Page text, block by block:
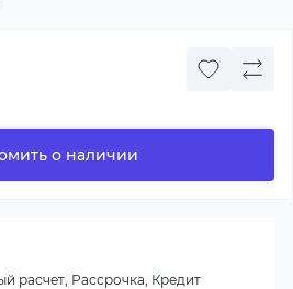
о наличии
расчет, Рассрочка, Кредит